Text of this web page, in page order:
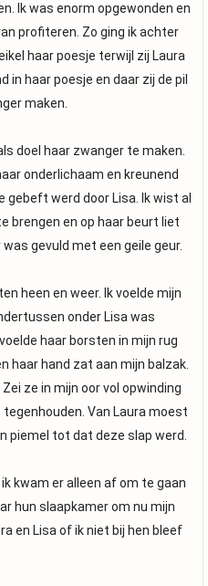
Ik was enorm opgewonden en
profiteren. Zo ging ik achter
haar poesje terwijl zij Laura
in haar poesje en daar zij de pil
maken.
doel haar zwanger te maken.
onderlichaam en kreunend
gebeft werd door Lisa. Ik wist al
brengen en op haar beurt liet
gevuld met een geile geur.
heen en weer. Ik voelde mijn
onder Lisa was
haar borsten in mijn rug
haar hand zat aan mijn balzak.
ze in mijn oor vol opwinding
Van Laura moest
piemel tot dat deze slap werd.
kwam er alleen af om te gaan
hun slaapkamer om nu mijn
en Lisa of ik niet bij hen bleef